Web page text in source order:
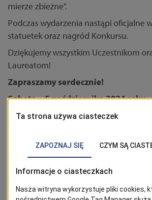
mierze zbieżne”.
Podczas wydarzenia nastąpi oficjalne
statuetek oraz nagród Konkursu.
Dziękujemy wszystkim Uczestnikom
Laureatom!
Zapraszamy serdecznie!
Sobota – 5 października 2024 roku,
BĄDŹ NA BIEŻĄCO!
Kliknij w przycisk „Obserwuj”, aby być bieżąco z
znajdziesz w Google News!